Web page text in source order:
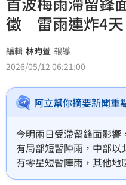
徵 雷雨連炸4天
編輯 林昀萱 報導
2026/05/12 06:21:00
阿立幫你摘要新聞重
今明兩日受滯留鋒面影響
有局部短暫陣雨，中部
有零星短暫陣雨，其他
區有局部短暫雷陣雨；